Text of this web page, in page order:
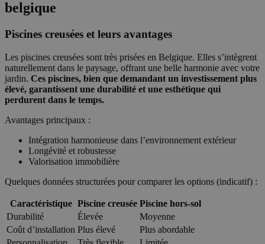
belgique
Piscines creusées et leurs avantages
Les piscines creusées sont très prisées en Belgique. Elles s’intègrent
naturellement dans le paysage, offrant une belle harmonie avec votre
jardin. Ces piscines, bien que demandant un investissement plus
élevé, garantissent une durabilité et une esthétique qui
perdurent dans le temps.
Avantages principaux :
Intégration harmonieuse dans l’environnement extérieur
Longévité et robustesse
Valorisation immobilière
Quelques données structurées pour comparer les options (indicatif) :
Caractéristique Piscine creusée Piscine hors-sol
Durabilité
Élevée
Moyenne
Coût d’installation Plus élevé
Plus abordable